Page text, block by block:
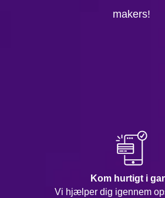
makers!
Kom hurtigt i
Vi hjælper dig igennem